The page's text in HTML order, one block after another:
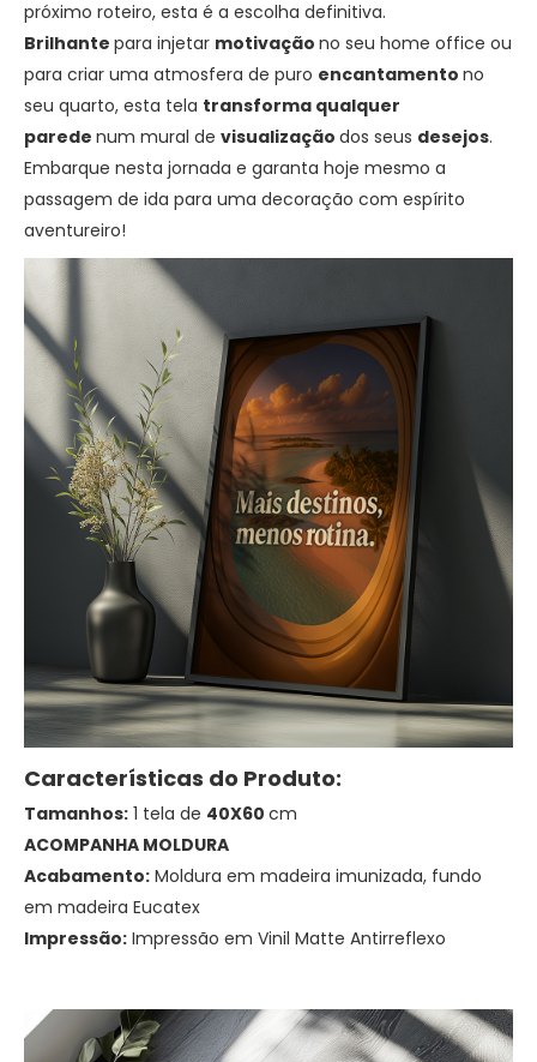
próximo roteiro, esta é a escolha definitiva.
Brilhante para injetar motivação no seu home office ou
para criar uma atmosfera de puro encantamento no
seu quarto, esta tela transforma qualquer
parede num mural de visualização dos seus desejos.
Embarque nesta jornada e garanta hoje mesmo a
passagem de ida para uma decoração com espírito
aventureiro!
Características do Produto:
Tamanhos: 1 tela de 40X60 cm
ACOMPANHA MOLDURA
Acabamento: Moldura em madeira imunizada, fundo
em madeira Eucatex
Impressão: Impressão em Vinil Matte Antirreflexo